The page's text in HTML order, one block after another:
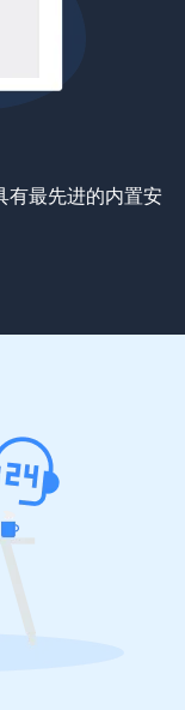
最先进的内置安